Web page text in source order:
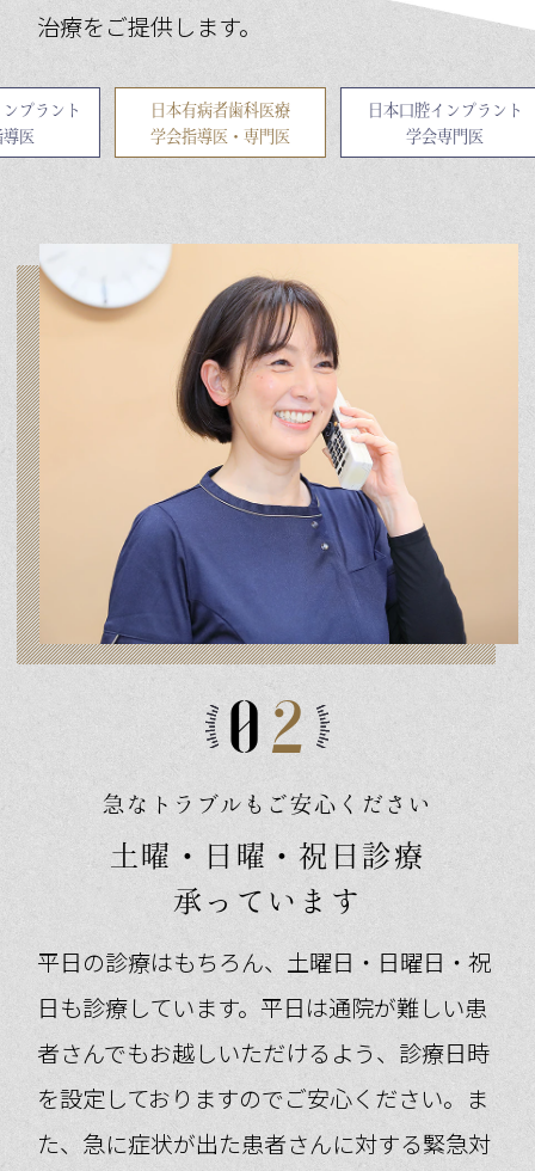
治療をご提供します。
ント
日本有病者歯科医療
学会指導医・専門医
日本口腔インプラント
学会専門医
02
急なトラブルもご安心ください
土曜・日曜・祝日診療
承っています
平日の診療はもちろん、土曜日・日曜日・祝
日も診療しています。平日は通院が難しい患
者さんでもお越しいただけるよう、診療日時
を設定しておりますのでご安心ください。ま
た、急に症状が出た患者さんに対する緊急対